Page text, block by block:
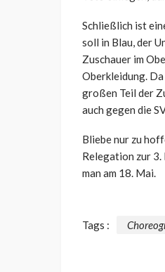
Schließlich ist
soll in Blau, der
Zuschauer im
Oberkleidung.
großen Teil der
auch gegen die
Bliebe nur zu
Relegation zur 3.
man am 18. Mai.
Tags :